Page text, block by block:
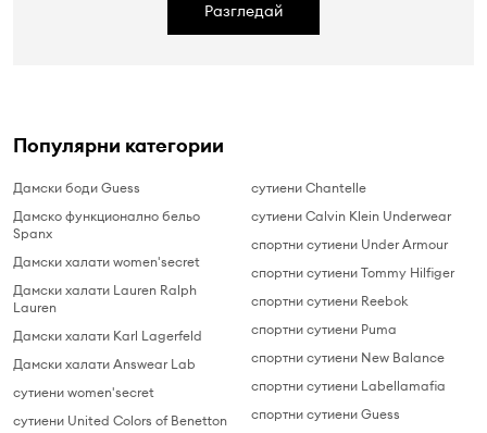
Разгледай
Популярни категории
Дамски боди Guess
Дамско функционално бельо
Spanx
Дамски халати women'secret
Дамски халати Lauren Ralph
Lauren
Дамски халати Karl Lagerfeld
Дамски халати Answear Lab
сутиени women'secret
сутиени United Colors of Benetton
сутиени Chantelle
сутиени Calvin Klein Underwear
спортни сутиени Under Armour
спортни сутиени Tommy Hilfiger
спортни сутиени Reebok
спортни сутиени Puma
спортни сутиени New Balance
спортни сутиени Labellamafia
спортни сутиени Guess